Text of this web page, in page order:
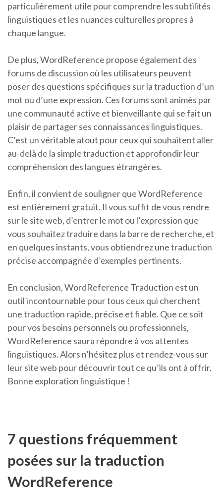
particulièrement utile pour comprendre les subtilités
linguistiques et les nuances culturelles propres à
chaque langue.
De plus, WordReference propose également des
forums de discussion où les utilisateurs peuvent
poser des questions spécifiques sur la traduction d’un
mot ou d’une expression. Ces forums sont animés par
une communauté active et bienveillante qui se fait un
plaisir de partager ses connaissances linguistiques.
C’est un véritable atout pour ceux qui souhaitent aller
au-delà de la simple traduction et approfondir leur
compréhension des langues étrangères.
Enfin, il convient de souligner que WordReference
est entièrement gratuit. Il vous suffit de vous rendre
sur le site web, d’entrer le mot ou l’expression que
vous souhaitez traduire dans la barre de recherche, et
en quelques instants, vous obtiendrez une traduction
précise accompagnée d’exemples pertinents.
En conclusion, WordReference Traduction est un
outil incontournable pour tous ceux qui cherchent
une traduction rapide, précise et fiable. Que ce soit
pour vos besoins personnels ou professionnels,
WordReference saura répondre à vos attentes
linguistiques. Alors n’hésitez plus et rendez-vous sur
leur site web pour découvrir tout ce qu’ils ont à offrir.
Bonne exploration linguistique !
7 questions fréquemment
posées sur la traduction
WordReference